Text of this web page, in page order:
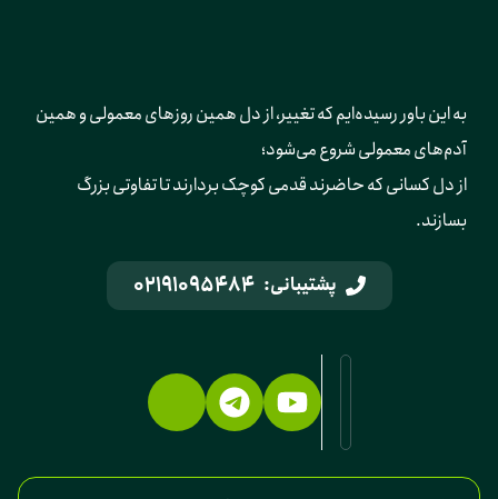
به این باور رسیده‌ایم که تغییر، از دل همین روزهای معمولی و همین
آدم‌های معمولی شروع می‌شود؛
از دل کسانی که حاضرند قدمی کوچک بردارند تا تفاوتی بزرگ
بسازند.
پشتیبانی: 02191095484